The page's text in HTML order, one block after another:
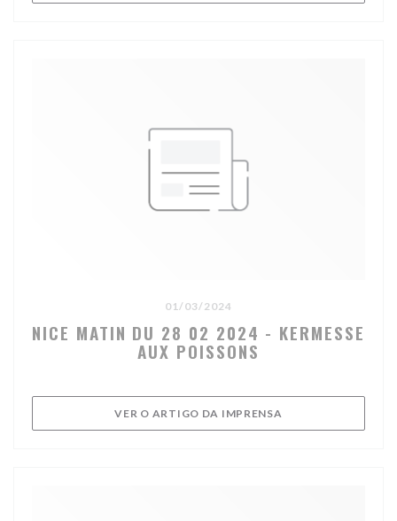
01/03/2024
NICE MATIN DU 28 02 2024 - KERMESSE
AUX POISSONS
VER O ARTIGO DA IMPRENSA